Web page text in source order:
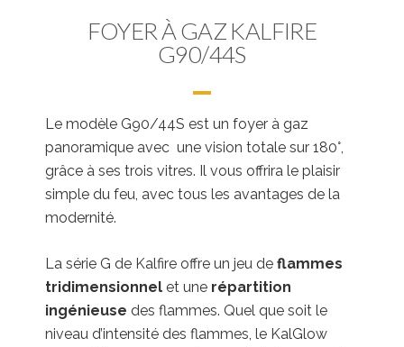
FOYER À GAZ KALFIRE
G90/44S
Le modèle G90/44S est un foyer à gaz
panoramique avec une vision totale sur 180°,
grâce à ses trois vitres. Il vous offrira le plaisir
simple du feu, avec tous les avantages de la
modernité.
La série G de Kalfire offre un jeu de flammes
tridimensionnel et une répartition
ingénieuse des flammes. Quel que soit le
niveau d’intensité des flammes, le KalGlow